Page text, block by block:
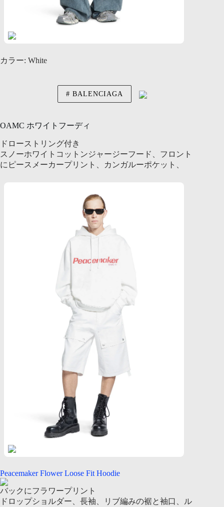
カラー: White
BALENCIAGA
OAMC ホワイトフーディ
ドローストリング付き
スノーホワイトコットンジャージーフード、フロント
にピースメーカープリント、カンガルーポケット、
Peacemaker Flower Loose Fit Hoodie
バックにフラワープリント
ドロップショルダー、長袖、リブ編みの裾と袖口、ル